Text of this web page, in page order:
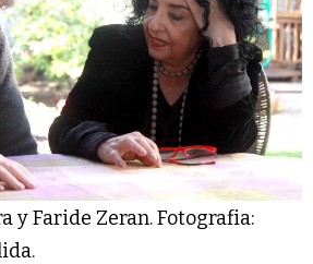
y Faride Zeran. Fotografia: